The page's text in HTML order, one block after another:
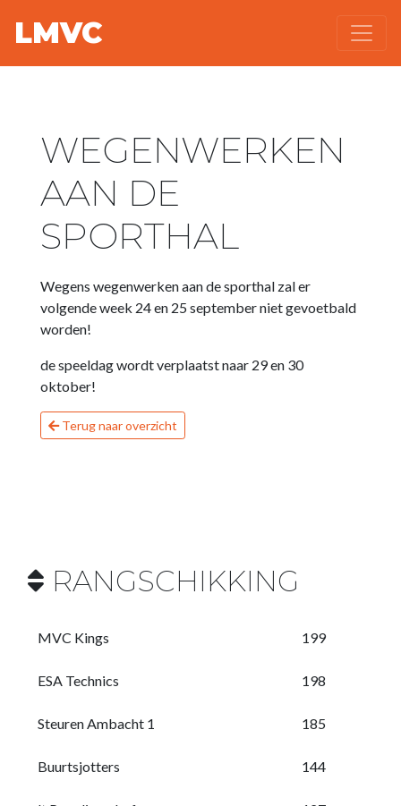
LMVC
WEGENWERKEN
AAN DE
SPORTHAL
Wegens wegenwerken aan de sporthal zal er
volgende week 24 en 25 september niet gevoetbald
worden!
de speeldag wordt verplaatst naar 29 en 30
oktober!
Terug naar overzicht
RANGSCHIKKING
MVC Kings 199
ESA Technics 198
Steuren Ambacht 1 185
Buurtsjotters 144